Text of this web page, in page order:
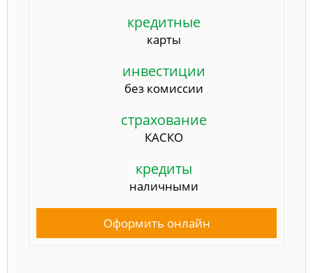
кредитные
карты
инвестиции
без комиссии
страхование
КАСКО
кредиты
наличными
Оформить онлайн